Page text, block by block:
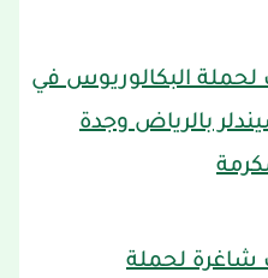
لحملة البكالوريوس في
بالرياض وجدة
شاغرة لحملة